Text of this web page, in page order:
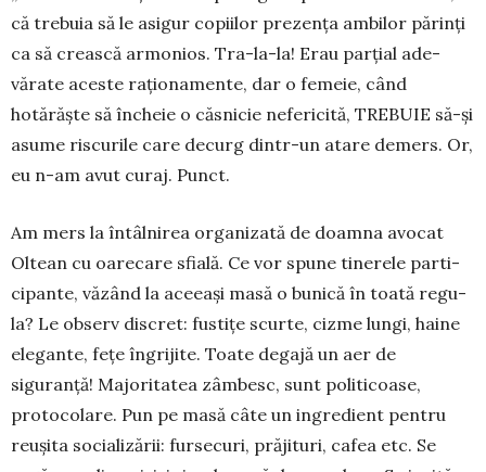
că tre­buia să le asigur co­piilor prezența ambilor pă­rinți
ca să crească ar­mo­nios. Tra-la-la! Erau parțial ade­
vărate aceste rațio­na­mente, dar o femeie, când
hotărăște să încheie o căs­ni­cie nefericită, TRE­BUIE să-și
asume riscurile care decurg dintr-un atare demers. Or,
eu n-am avut curaj. Punct.
Am mers la întâlnirea organizată de doamna avo­cat
Oltean cu oarecare sfială. Ce vor spune ti­nerele parti­
cipante, văzând la aceeași masă o bu­nică în toată regu­
la? Le observ discret: fustițe scur­te, cizme lungi, haine
elegante, fețe îngrijite. Toate degajă un aer de
siguranță! Majoritatea zâmbesc, sunt politicoase,
protocolare. Pun pe masă câte un ingredient pentru
reușita socia­li­zării: fur­securi, prăjituri, cafea etc. Se